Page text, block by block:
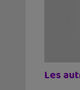
Les